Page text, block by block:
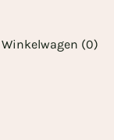
Winkelwagen (0)